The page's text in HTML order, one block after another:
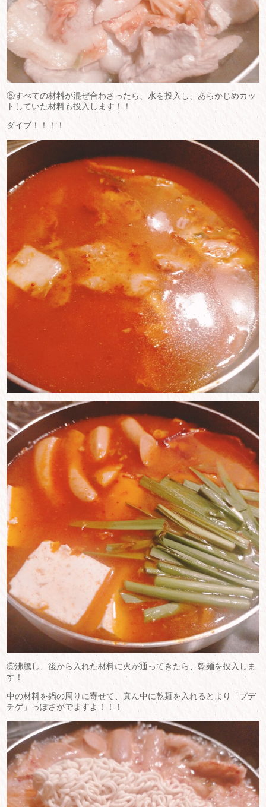
⑤すべての材料が混ぜ合わさったら、水を投入し、あらかじめカッ
トしていた材料も投入します！！
ダイブ！！！！
⑥沸騰し、後から入れた材料に火が通ってきたら、乾麺を投入しま
す！
中の材料を鍋の周りに寄せて、真ん中に乾麺を入れるとより「プデ
チゲ」っぽさがでますよ！！！